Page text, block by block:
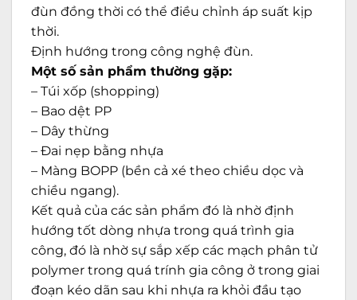
đùn đồng thời có thể điều chỉnh áp suất kịp
thời.
Định hướng trong công nghệ đùn.
Một số sản phẩm thường gặp:
– Túi xốp (shopping)
– Bao dệt PP
– Dây thừng
– Đai nẹp bằng nhựa
– Màng BOPP (bền cả xé theo chiều dọc và
chiều ngang).
Kết quả của các sản phẩm đó là nhờ định
hướng tốt dòng nhựa trong quá trình gia
công, đó là nhờ sự sắp xếp các mạch phân tử
polymer trong quá trính gia công ở trong giai
đoạn kéo dãn sau khi nhựa ra khỏi đầu tạo